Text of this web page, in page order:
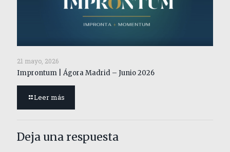
21 mayo, 2026
Improntum | Ágora Madrid – Junio 2026
Leer más
Deja una respuesta